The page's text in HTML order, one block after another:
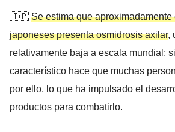
🇯🇵 Se estima que aproximadamente
japoneses presenta osmidrosis axilar,
relativamente baja a escala mundial;
característico hace que muchas
por ello, lo que ha impulsado el
productos para combatirlo.